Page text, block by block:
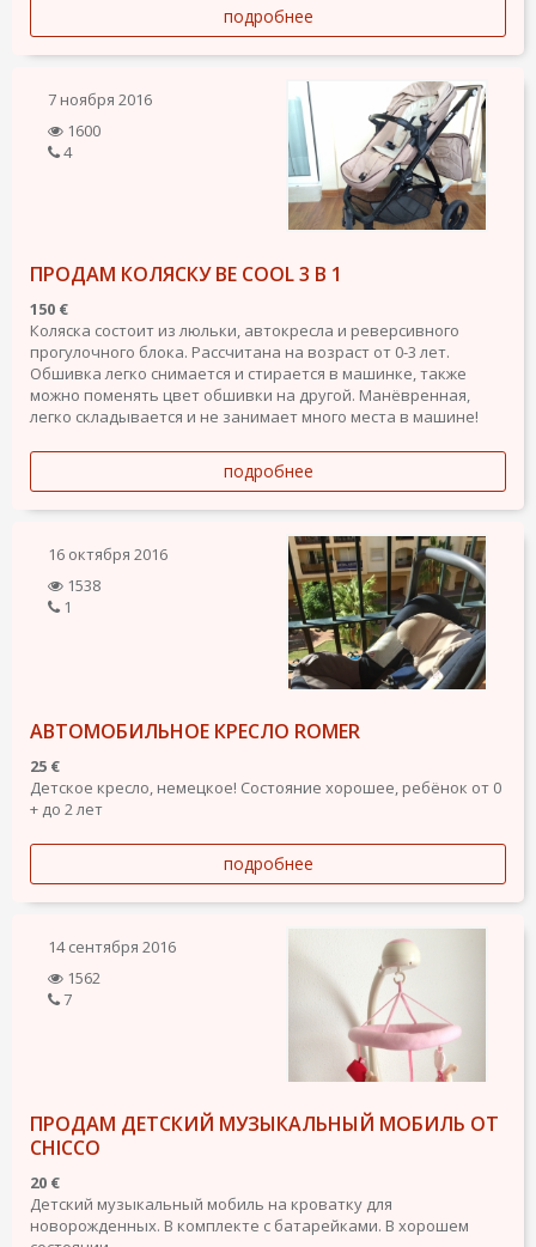
подробнее
7 ноября 2016
1600
4
ПРОДАМ КОЛЯСКУ BE COOL 3 В 1
150 €
Коляска состоит из люльки, автокресла и реверсивного
прогулочного блока. Рассчитана на возраст от 0-3 лет.
Обшивка легко снимается и стирается в машинке, также
можно поменять цвет обшивки на другой. Манёвренная,
легко складывается и не занимает много места в машине!
подробнее
16 октября 2016
1538
1
АВТОМОБИЛЬНОЕ КРЕСЛО ROMER
25 €
Детское кресло, немецкое! Состояние хорошее, ребёнок от 0
+ до 2 лет
подробнее
14 сентября 2016
1562
7
ПРОДАМ ДЕТСКИЙ МУЗЫКАЛЬНЫЙ МОБИЛЬ ОТ
CHICCO
20 €
Детский музыкальный мобиль на кроватку для
новорожденных. В комплекте с батарейками. В хорошем